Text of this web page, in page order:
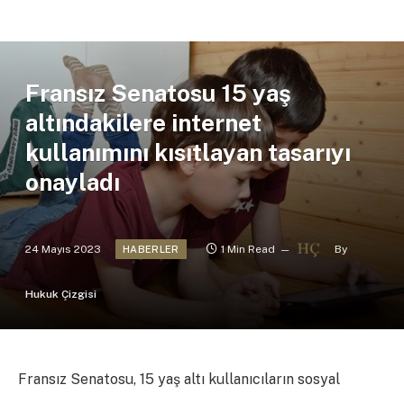
Fransız Senatosu 15 yaş
altındakilere internet
kullanımını kısıtlayan tasarıyı
onayladı
24 Mayıs 2023 HABERLER 1 Min Read By
Hukuk Çizgisi
Fransız Senatosu, 15 yaş altı kullanıcıların sosyal